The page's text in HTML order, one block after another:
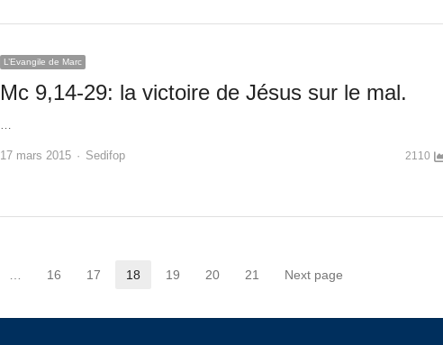
L’Evangile de Marc
Mc 9,14-29: la victoire de Jésus sur le mal.
…
17 mars 2015 Author
Sedifop 2110
16 17 18 19 20 21 Next page